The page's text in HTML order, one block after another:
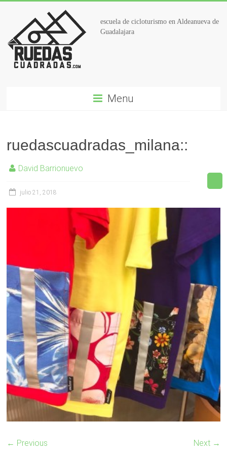
escuela de cicloturismo en Aldeanueva de
Guadalajara
Menu
ruedascuadradas_milana::
David Barrionuevo
julio 21, 2018
← Previous Next →